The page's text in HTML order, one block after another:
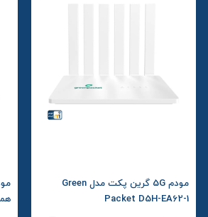
مودم 5G گرین پکت مدل Green
Packet D5H-EA62-1